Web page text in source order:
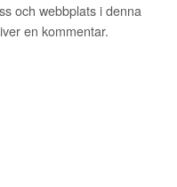
och webbplats i denna
en kommentar.